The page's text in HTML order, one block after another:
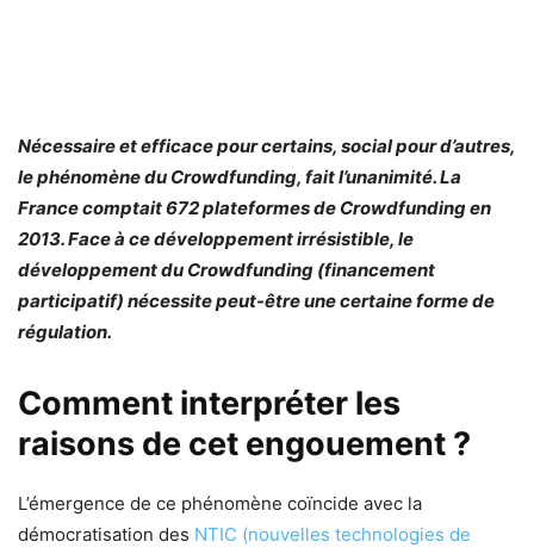
Nécessaire et efficace pour certains, social pour d’autres,
le phénomène du Crowdfunding, fait l’unanimité. La
France comptait 672 plateformes de Crowdfunding en
2013. Face à ce développement irrésistible, le
développement du Crowdfunding (financement
participatif) nécessite peut-être une certaine forme de
régulation.
Comment interpréter les
raisons de cet engouement ?
L’émergence de ce phénomène coïncide avec la
démocratisation des NTIC (nouvelles technologies de